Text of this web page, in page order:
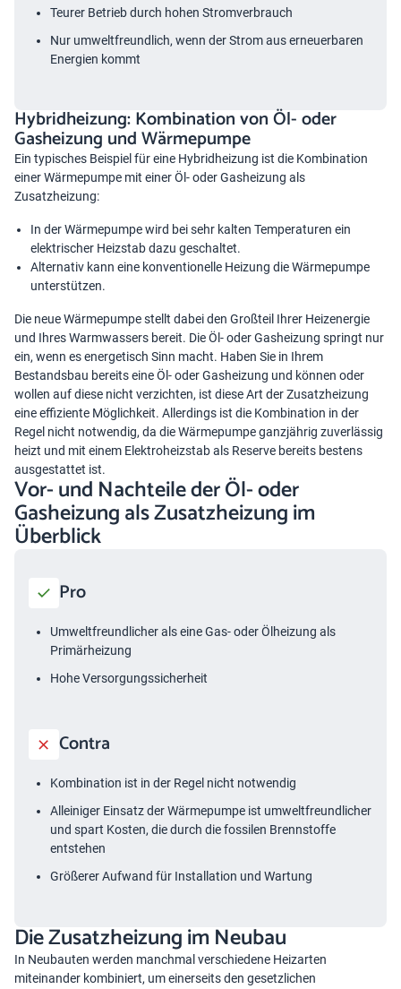
Teurer Betrieb durch hohen Stromverbrauch
Nur umweltfreundlich, wenn der Strom aus erneuerbaren
Energien kommt
Hybridheizung: Kombination von Öl- oder
Gasheizung und Wärmepumpe
Ein typisches Beispiel für eine Hybridheizung ist die Kombination
einer Wärmepumpe mit einer Öl- oder Gasheizung als
Zusatzheizung:
In der Wärmepumpe wird bei sehr kalten Temperaturen ein
elektrischer Heizstab dazu geschaltet.
Alternativ kann eine konventionelle Heizung die Wärmepumpe
unterstützen.
Die neue Wärmepumpe stellt dabei den Großteil Ihrer Heizenergie
und Ihres Warmwassers bereit. Die Öl- oder Gasheizung springt nur
ein, wenn es energetisch Sinn macht. Haben Sie in Ihrem
Bestandsbau bereits eine Öl- oder Gasheizung und können oder
wollen auf diese nicht verzichten, ist diese Art der Zusatzheizung
eine effiziente Möglichkeit. Allerdings ist die Kombination in der
Regel nicht notwendig, da die Wärmepumpe ganzjährig zuverlässig
heizt und mit einem Elektroheizstab als Reserve bereits bestens
ausgestattet ist.
Vor- und Nachteile der Öl- oder
Gasheizung als Zusatzheizung im
Überblick
Pro
Umweltfreundlicher als eine Gas- oder Ölheizung als
Primärheizung
Hohe Versorgungssicherheit
Contra
Kombination ist in der Regel nicht notwendig
Alleiniger Einsatz der Wärmepumpe ist umweltfreundlicher
und spart Kosten, die durch die fossilen Brennstoffe
entstehen
Größerer Aufwand für Installation und Wartung
Die Zusatzheizung im Neubau
In Neubauten werden manchmal verschiedene Heizarten
miteinander kombiniert, um einerseits den gesetzlichen